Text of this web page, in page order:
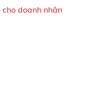
doanh nhân